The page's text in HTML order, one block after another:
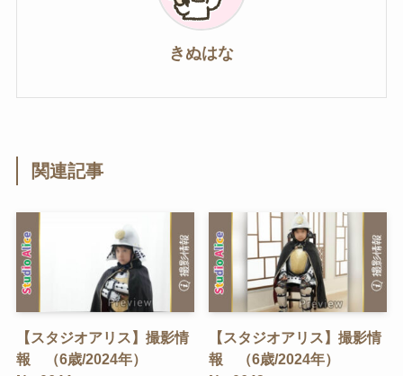
きぬはな
関連記事
【スタジオアリス】撮影情
報 （6歳/2024年）
【スタジオアリス】撮影情
報 （6歳/2024年）